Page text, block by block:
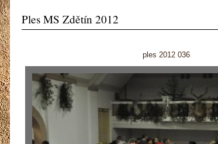
Ples MS Zdětín 2012
ples 2012 036